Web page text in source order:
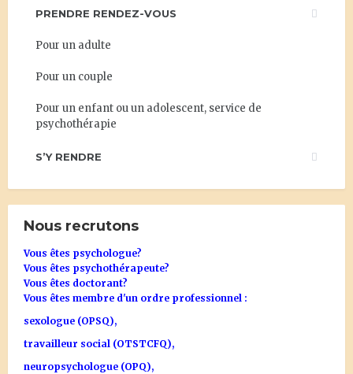
PRENDRE RENDEZ-VOUS
Pour un adulte
Pour un couple
Pour un enfant ou un adolescent, service de
psychothérapie
S’Y RENDRE
Nous recrutons
Vous êtes psychologue?
Vous êtes psychothérapeute?
Vous êtes doctorant?
Vous êtes membre d'un ordre professionnel :
sexologue (OPSQ),
travailleur social (OTSTCFQ),
neuropsychologue (OPQ),